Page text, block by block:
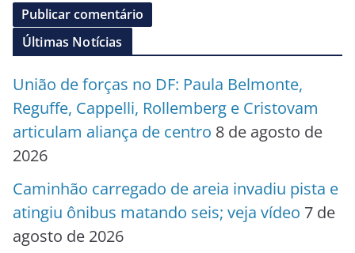
Últimas Notícias
União de forças no DF: Paula Belmonte,
Reguffe, Cappelli, Rollemberg e Cristovam
articulam aliança de centro 8 de agosto de
2026
Caminhão carregado de areia invadiu pista e
atingiu ônibus matando seis; veja vídeo 7 de
agosto de 2026